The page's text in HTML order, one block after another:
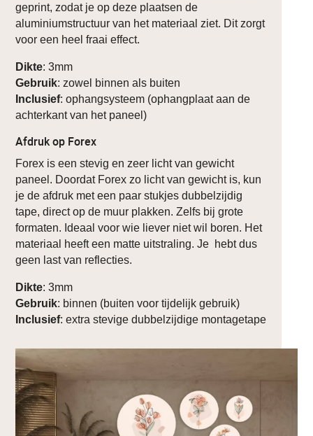
geprint, zodat je op deze plaatsen de
aluminiumstructuur van het materiaal ziet. Dit zorgt
voor een heel fraai effect.
Dikte: 3mm
Gebruik: zowel binnen als buiten
Inclusief: ophangsysteem (ophangplaat aan de
achterkant van het paneel)
Afdruk op Forex
Forex is een stevig en zeer licht van gewicht
paneel. Doordat Forex zo licht van gewicht is, kun
je de afdruk met een paar stukjes dubbelzijdig
tape, direct op de muur plakken. Zelfs bij grote
formaten. Ideaal voor wie liever niet wil boren. Het
materiaal heeft een matte uitstraling. Je hebt dus
geen last van reflecties.
Dikte: 3mm
Gebruik: binnen (buiten voor tijdelijk gebruik)
Inclusief: extra stevige dubbelzijdige montagetape